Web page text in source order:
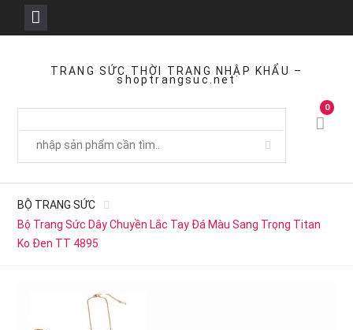
TRANG SỨC THỜI TRANG NHẬP KHẨU –
shoptrangsuc.net
0
BỘ TRANG SỨC
Bộ Trang Sức Dây Chuyền Lắc Tay Đá Màu Sang Trọng Titan
Ko Đen TT 4895